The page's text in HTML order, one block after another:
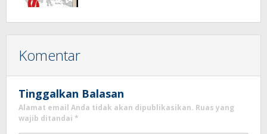
Komentar
Tinggalkan Balasan
Alamat email Anda tidak akan dipublikasikan. Ruas yang
wajib ditandai *